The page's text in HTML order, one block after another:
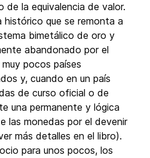
de la equivalencia de valor.
histórico que se remonta a
bimetálico de oro y
abandonado por el
pocos países
y, cuando en un país
de curso oficial o de
una permanente y lógica
las monedas por el devenir
más detalles en el libro).
para unos pocos, los